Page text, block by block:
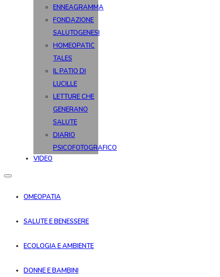
ENNEAGRAMMA
FONDAZIONE
SALUTOGENESI
HOMEOPATIC
TALES
IL PATIO DI
LUCILLE
LETTURE CHE
GENERANO
SALUTE
DIARIO
PSICOFOTOGRAFICO
VIDEO
OMEOPATIA
SALUTE E BENESSERE
ECOLOGIA E AMBIENTE
DONNE E BAMBINI